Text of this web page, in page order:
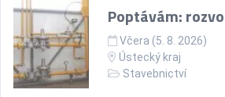
Poptávám:
Včera (5. 8. 2026)
Ústecký kraj
Stavebnictví